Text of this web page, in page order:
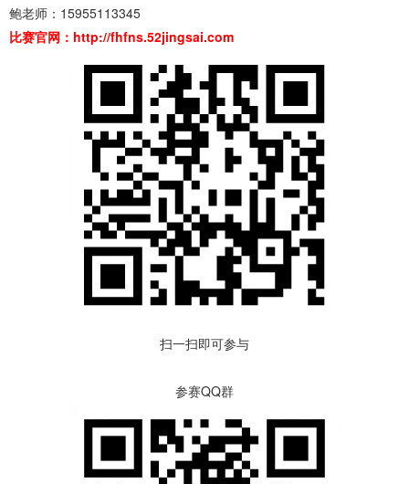
鲍老师：15955113345
比赛官网：http://fhfns.52jingsai.com
扫一扫即可参与
参赛QQ群